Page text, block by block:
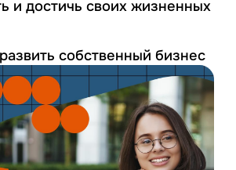
и достичь своих жизненных
собственный бизнес